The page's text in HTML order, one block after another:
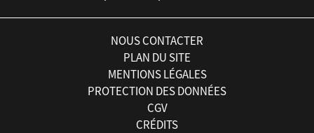
NOUS CONTACTER
PLAN DU SITE
MENTIONS LÉGALES
PROTECTION DES DONNÉES
CGV
CRÉDITS